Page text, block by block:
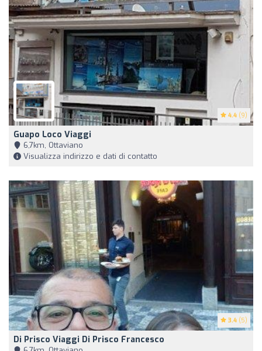
4.4 (9)
Guapo Loco Viaggi
6,7km, Ottaviano
Visualizza indirizzo e dati di contatto
3.4 (5)
Di Prisco Viaggi Di Prisco Francesco